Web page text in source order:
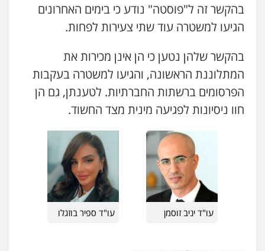
פלילי מעצרים וחקירות סמים עבירות מין
0525279829
אלי אונגר משרד עו"ד
פלילי פשיעה חמורה מעצרים מנהלי רישוי
עסקים
לוי מלאך דדון – משרד עו"ד
פשיעה חמורה מעצרים וחקירות
0544231863
עו"ד שרון נהרי
פלילי כלכלי פשיעה כלכלית
בהקשר זה ל"פוסטה" נודע כי בימים האחרונים
הגיעו למשטרה עוד שתי צעירות לפחות.
בהקשר שלהן נטען כי הן אינן מכירות את
המתלוננת הראשונה, והגיעו למשטרה בעקבות
הפרסומים ברשתות החברתיות. לטענתן, גם הן
חוו ניסיונות לפגיעה מינית מצד החשוד.
עו"ד יניב זוסמן עו"ד ספיר בוזגלו